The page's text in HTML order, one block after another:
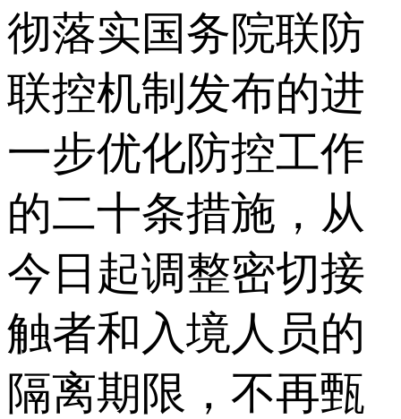
彻落实国务院联防
联控机制发布的进
一步优化防控工作
的二十条措施，从
今日起调整密切接
触者和入境人员的
隔离期限，不再甄